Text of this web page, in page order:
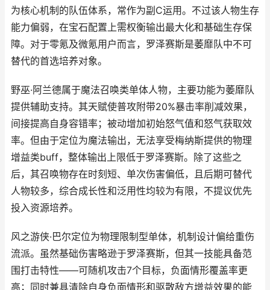
为核心机制的队伍体系，常作为副C运用。不过该人物生存
能力偏弱，在宝石配置上需权衡输出最大化和基础生存保
障。对于零氪及微氪用户而言，罗泽赛斯是萎靡队中不可
替代的首选培养对象。
野巫·阿兰德属于魔法召唤类单体人物，主要功能为萎靡队
提供辅助支持。其天赋使普攻附带20%暴击率削减效果，
间接提高自身容错率；被动增加初始怒气值和怒气获取效
率。但由于定位为魔法输出，无法享受梅纳斯提供的物理
增益类buff，整体输出上限低于罗泽赛斯。除了这些之
后，其召唤物存在时刻短、单次伤害偏低，且后期可替代
人物较多，综合成长性和泛用性均较为有限，不提议优先
投入资源培养。
风之游侠·巴尔定位为物理限制型单体，机制设计偏给重伤
流派。虽然基础伤害略逊于罗泽赛斯，但其一技能具备范
围打击特性——可随机攻击7个目标，负面情形覆盖率更
高；同时兼具清除自身负面情形和驱散敌方增益效果的能